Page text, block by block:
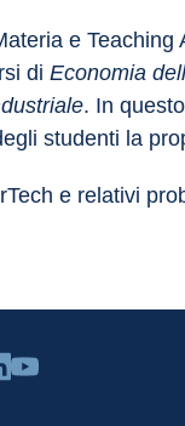
e Teaching
di Economia
. In
studenti la
e relativi